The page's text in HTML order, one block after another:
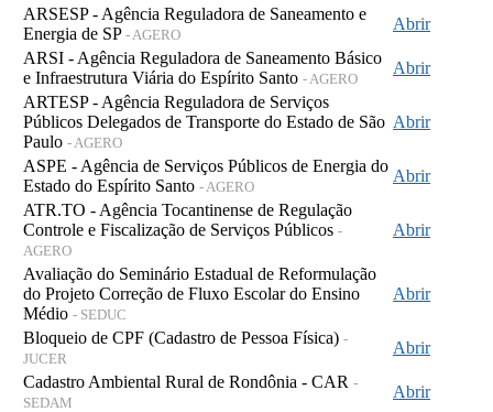
ARSESP - Agência Reguladora de Saneamento e
Energia de SP - AGERO
Abrir
ARSI - Agência Reguladora de Saneamento Básico
e Infraestrutura Viária do Espírito Santo - AGERO
Abrir
ARTESP - Agência Reguladora de Serviços
Públicos Delegados de Transporte do Estado de São
Paulo - AGERO
Abrir
ASPE - Agência de Serviços Públicos de Energia do
Estado do Espírito Santo - AGERO
Abrir
ATR.TO - Agência Tocantinense de Regulação
Controle e Fiscalização de Serviços Públicos -
AGERO
Abrir
Avaliação do Seminário Estadual de Reformulação
do Projeto Correção de Fluxo Escolar do Ensino
Médio - SEDUC
Abrir
Bloqueio de CPF (Cadastro de Pessoa Física) -
JUCER
Abrir
Cadastro Ambiental Rural de Rondônia - CAR -
SEDAM
Abrir